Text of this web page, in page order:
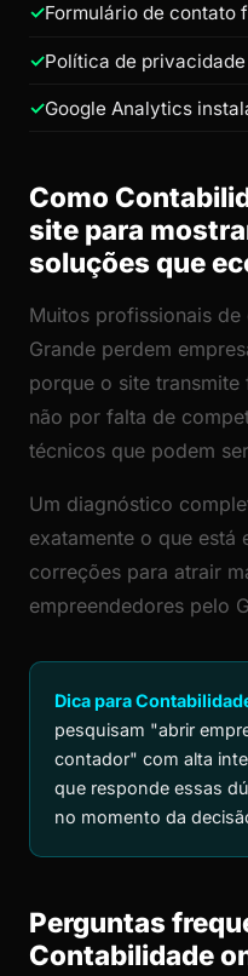
Formulário de contato
Política de privacidade
Google Analytics
Como
site para
soluções que
Muitos profissionais
Grande perdem
porque o site
não por falta de
técnicos que podem
Um diagnóstico
exatamente o que
correções para atrair
empreendedores pelo
Dica para
pesquisam "abrir
contador" com alta
que responde essas
no momento da
Perguntas
Contabilidade